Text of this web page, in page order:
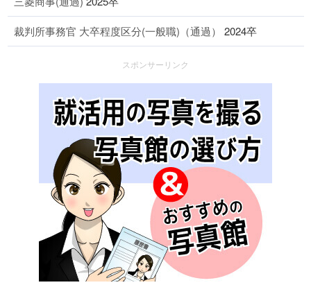
裁判所事務官 大卒程度区分(一般職)（通過） 2024卒
スポンサーリンク